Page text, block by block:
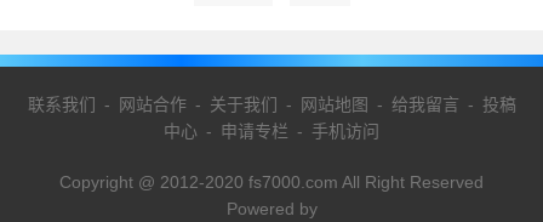
联系我们 - 网站合作- 关于我们 - 网站地图 - 给我留言 - 投稿
中心 - 申请专栏 - 手机访问
Copyright @ 2012-2020 fs7000.com All Right Reserved
Powered by